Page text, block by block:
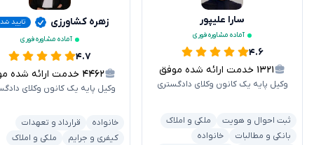
سارا علیپور
آماده مشاوره فوری
۴.۶
۱۳۲۱ خدمت ارائه شده موفق
وکیل پایه یک کانون وکلای دادگستری
ثبت احوال و هویت
ملکی و املاک
بانکی و مطالبات
خانواده
زهره کشاورزی
تایید
آماده مشاوره فوری
۴.۷
۴۴۶۲ خدمت ارائه شده موفق
وکیل پایه یک کانون وکلای
خانواده
قرارداد و تعهدات
کیفری و جرایم
ملکی و املاک